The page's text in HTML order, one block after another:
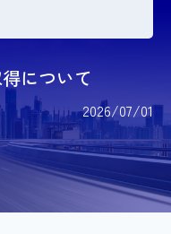
について
2026/07/01